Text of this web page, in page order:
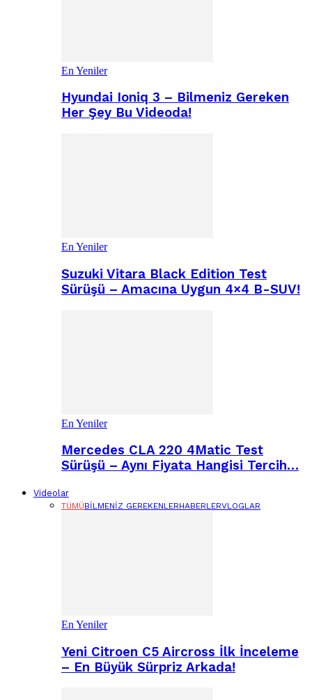
En Yeniler
Hyundai Ioniq 3 – Bilmeniz Gereken
Her Şey Bu Videoda!
En Yeniler
Suzuki Vitara Black Edition Test
Sürüşü – Amacına Uygun 4×4 B-SUV!
En Yeniler
Mercedes CLA 220 4Matic Test
Sürüşü – Aynı Fiyata Hangisi Tercih…
Videolar
TÜMÜBILMENIZ GEREKENLERHABERLERVLOGLAR
En Yeniler
Yeni Citroen C5 Aircross İlk İnceleme
– En Büyük Sürpriz Arkada!